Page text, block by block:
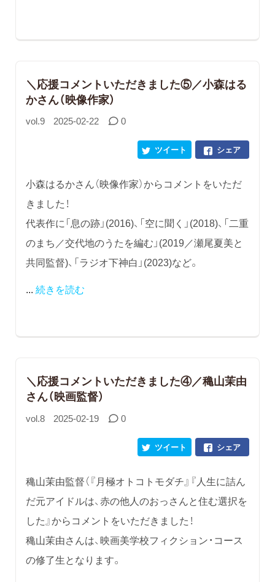
＼応援コメントいただきました⑤／小森はる
かさん（映像作家）
vol.9 2025-02-22 0
シェア
ツイート
小森はるかさん（映像作家）からコメントをいただ
きました！
代表作に「息の跡」(2016)、「空に聞く」(2018)、「二重
のまち／交代地のうたを編む」(2019／瀬尾夏美と
共同監督)、「ラジオ下神白」(2023)など。
... 続きを読む
＼応援コメントいただきました④／穐山茉由
さん（映画監督）
vol.8 2025-02-19 0
シェア
ツイート
穐山茉由監督（『月極オトコトモダチ』『人生に詰ん
だ元アイドルは、赤の他人のおっさんと住む選択を
した』からコメントをいただきました！
穐山茉由さんは、映画美学校フィクション・コース
の修了生となります。